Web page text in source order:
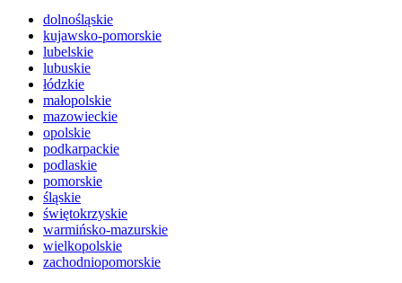
dolnośląskie
kujawsko-pomorskie
lubelskie
lubuskie
łódzkie
małopolskie
mazowieckie
opolskie
podkarpackie
podlaskie
pomorskie
śląskie
świętokrzyskie
warmińsko-mazurskie
wielkopolskie
zachodniopomorskie